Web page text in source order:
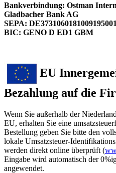
Bankverbindung: Ostman
Gladbacher Bank AG
SEPA:
BIC: GENO D ED1 GBM
EU
Bezahlung auf die
Wenn Sie außerhalb der
EU, erhalten Sie eine
Bestellung geben Sie bitte den
lokale Umsatzsteuer-
werden direkt online überprüft (
Eingabe wird automatisch der
angewendet.